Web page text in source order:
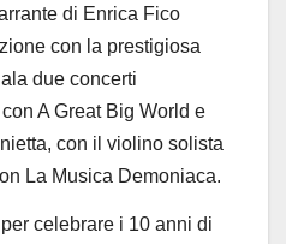
di Enrica Fico
con la prestigiosa
due concerti
con A Great Big World e
, con il violino solista
La Musica Demoniaca.
per celebrare i 10 anni di